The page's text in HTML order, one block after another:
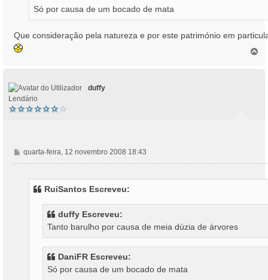
Só por causa de um bocado de mata
Que consideração pela natureza e por este património em
duffy
Lendário
M
e
quarta-feira, 12 novembro 2008 18:43
RuiSantos Escreveu:
duffy Escreveu:
Tanto barulho por causa de meia dúzia de árvores
DaniFR Escreveu:
Só por causa de um bocado de mata